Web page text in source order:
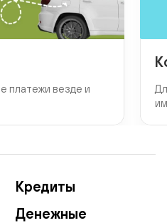
платежи везде и
Кредиты
Денежные